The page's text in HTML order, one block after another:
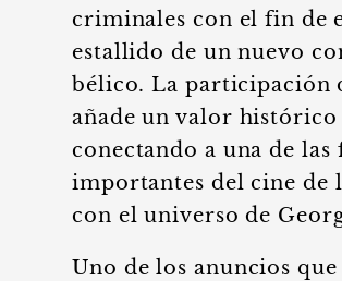
criminales con el fin de
estallido de un nuevo
bélico. La participación
añade un valor histórico
conectando a una de las
importantes del cine de
con el universo de
Uno de los anuncios que